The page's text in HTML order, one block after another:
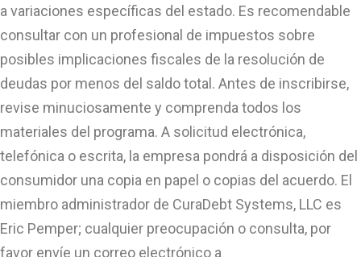
a variaciones específicas del estado. Es recomendable
consultar con un profesional de impuestos sobre
posibles implicaciones fiscales de la resolución de
deudas por menos del saldo total. Antes de inscribirse,
revise minuciosamente y comprenda todos los
materiales del programa. A solicitud electrónica,
telefónica o escrita, la empresa pondrá a disposición del
consumidor una copia en papel o copias del acuerdo. El
miembro administrador de CuraDebt Systems, LLC es
Eric Pemper; cualquier preocupación o consulta, por
favor envíe un correo electrónico a